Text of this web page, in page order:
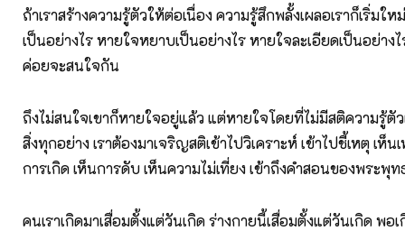
ถ้าเราสร้างความรู้ตัวให้ต่อเนื่อง ความรู้สึกพลั้งเผลอเราก็เริ่มใ
เป็นอย่างไร หายใจหยาบเป็นอย่างไร หายใจละเอียดเป็นอย่าง
ค่อยจะสนใจกัน
ถึงไม่สนใจเขาก็หายใจอยู่แล้ว แต่หายใจโดยที่ไม่มีสติความรู้ตั
สิ่งทุกอย่าง เราต้องมาเจริญสติเข้าไปวิเคราะห์ เข้าไปชี้เหตุ เห็น
การเกิด เห็นการดับ เห็นความไม่เที่ยง เข้าถึงคำสอนของพระพุ
คนเราเกิดมาเสื่อมตั้งแต่วันเกิด ร่างกายนี้เสื่อมตั้งแต่วันเกิด พอ